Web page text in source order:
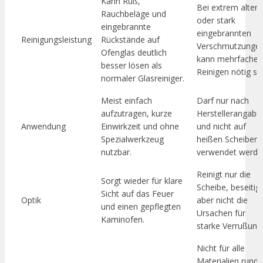
Reinigungsleistung
Rauchbeläge und
eingebrannte
Rückstände auf
Ofenglas deutlich
besser lösen als
normaler Glasreiniger.
Bei extrem alten
oder stark
eingebrannten
kann mehrfaches
Reinigen nötig
Anwendung
Meist einfach
aufzutragen, kurze
Einwirkzeit und ohne
Spezialwerkzeug
nutzbar.
Darf nur nach
Herstellerangabe
und nicht auf
heißen Scheiben
verwendet
Optik
Sorgt wieder für klare
Sicht auf das Feuer
und einen gepflegten
Kaminofen.
Reinigt nur die
Scheibe, beseitigt
aber nicht die
Ursachen für
starke Verrußung.
Nicht für alle